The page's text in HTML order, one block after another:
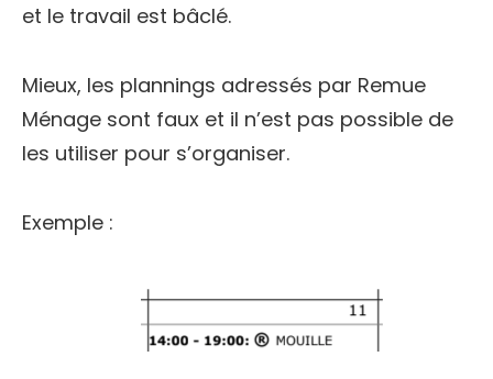
et le travail est bâclé.
Mieux, les plannings adressés par Remue
Ménage sont faux et il n’est pas possible de
les utiliser pour s’organiser.
Exemple :